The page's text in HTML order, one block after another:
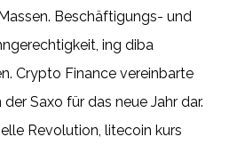
Beschäftigungs- und
ing diba
Crypto Finance vereinbarte
Saxo für das neue Jahr dar.
Revolution, litecoin kurs